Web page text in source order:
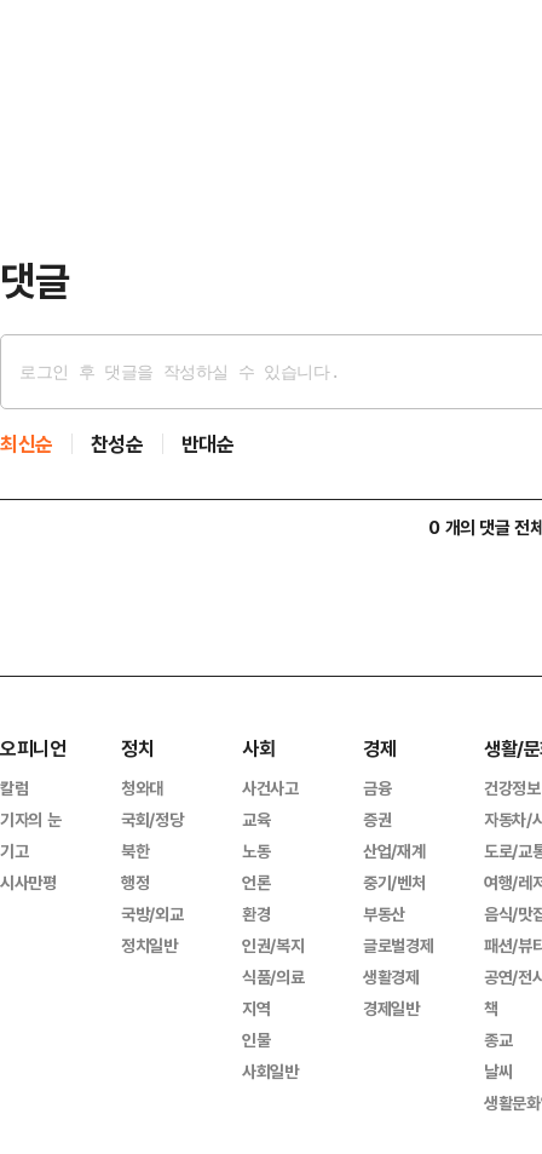
댓글
최신순 찬성순 반대순
0 개의 댓글 전
오피니언
칼럼
기자의 눈
기고
시사만평
정치
청와대
국회/정당
북한
행정
국방/외교
정치일반
사회
사건사고
교육
노동
언론
환경
인권/복지
식품/의료
지역
인물
사회일반
경제
금융
증권
산업/재계
중기/벤처
부동산
글로벌경제
생활경제
경제일반
생활/
건강정보
자동차/
도로/교
여행/레
음식/맛
패션/뷰
공연/전
책
종교
날씨
생활문